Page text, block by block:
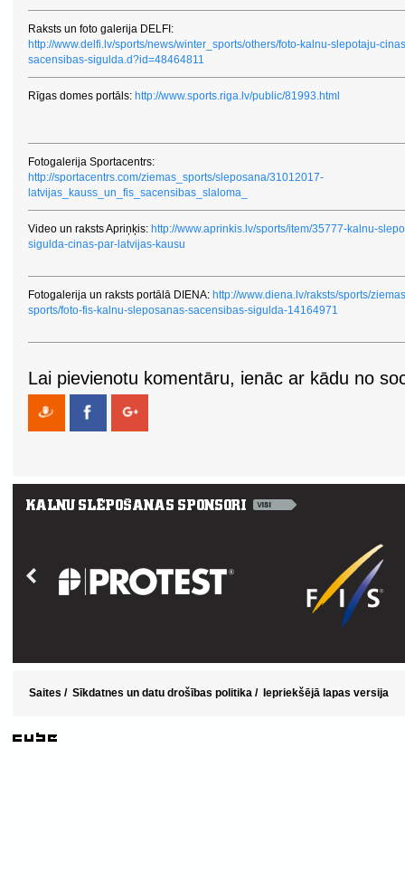
Raksts un foto galerija DELFI:
http://www.delfi.lv/sports/news/winter_sports/others/foto-kalnu-slepotaju-
sacensibas-sigulda.d?id=48464811
Rīgas domes portāls: http://www.sports.riga.lv/public/81993.html
Fotogalerija Sportacentrs:
http://sportacentrs.com/ziemas_sports/sleposana/31012017-
latvijas_kauss_un_fis_sacensibas_slaloma_
Video un raksts Apriņķis: http://www.aprinkis.lv/sports/item/35777-kalnu-
sigulda-cinas-par-latvijas-kausu
Fotogalerija un raksts portālā DIENA: http://www.diena.lv/raksts/sports/
sports/foto-fis-kalnu-sleposanas-sacensibas-sigulda-14164971
Lai pievienotu komentāru, ienāc ar kādu no
Saites / Sīkdatnes un datu drošības politika / Iepriekšējā lapas versija